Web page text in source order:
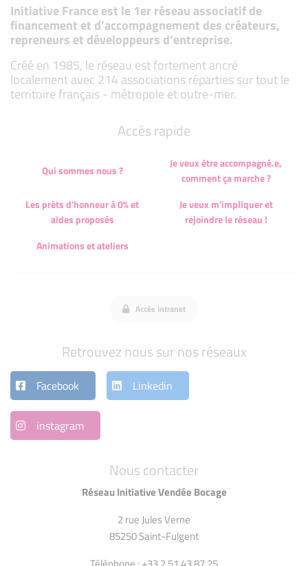
Initiative France est le 1er réseau associatif de
financement et d’accompagnement des créateurs,
repreneurs et développeurs d’entreprise.
Créé en 1985, le réseau est fortement ancré
localement avec 214 associations réparties sur tout le
territoire français - métropole et outre-mer.
Nous contacter
Réseau Initiative Vendée Bocage
2 rue Jules Verne
85250 Saint-Fulgent
Accès rapide
Qui sommes nous ?
Je veux être accompagné.e,
comment ça marche ?
Les prêts d'honneur à 0% et
aides proposés
Je veux m'impliquer et
rejoindre le réseau !
Animations et ateliers
Accès intranet
Retrouvez nous sur nos réseaux
Facebook Linkedin
instagram